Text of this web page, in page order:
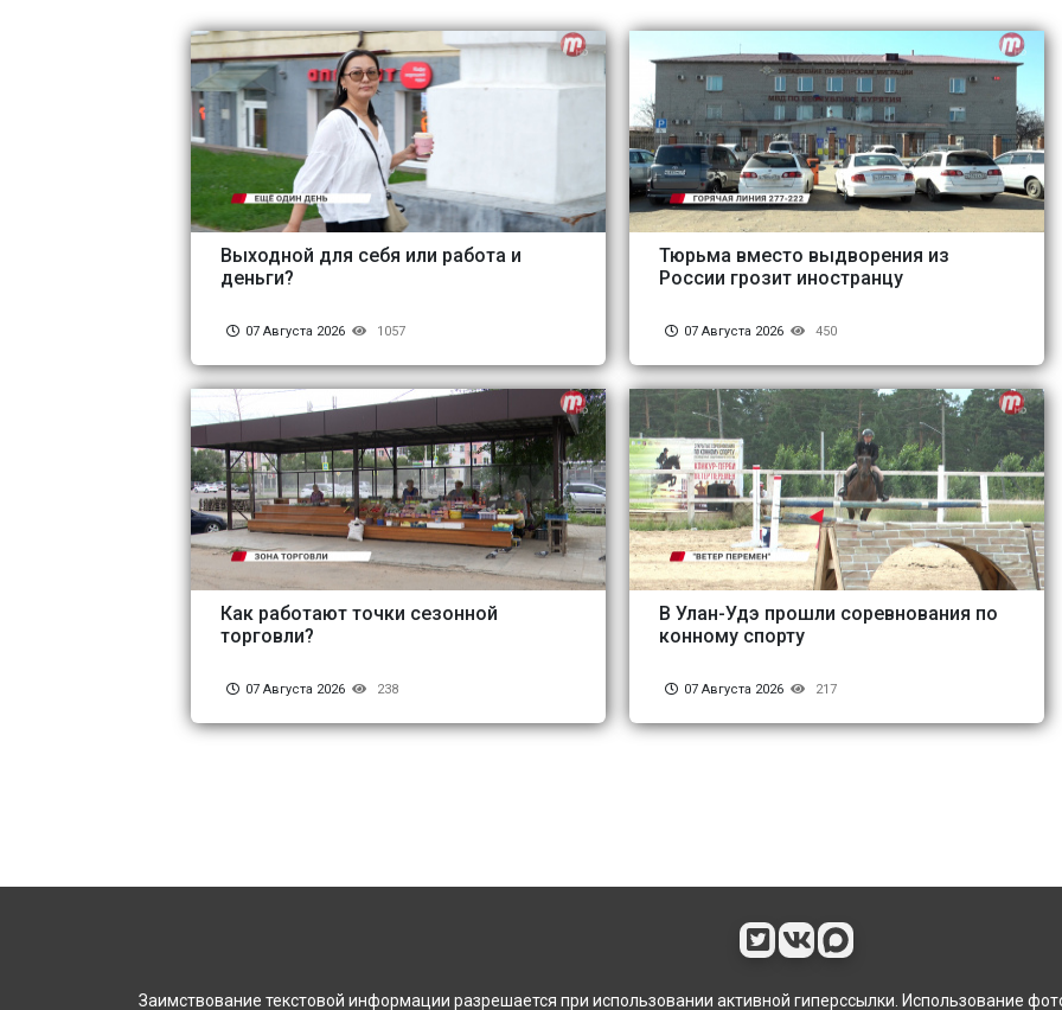
Выходной для себя или работа и
деньги?
07 Августа 2026 1057
Тюрьма вместо выдворения из
России грозит иностранцу
07 Августа 2026 450
Как работают точки сезонной
торговли?
07 Августа 2026 238
В Улан-Удэ прошли соревнования по
конному спорту
07 Августа 2026 217
Заимствование текстовой информации разрешается при использовании активной гиперссылки. Использование